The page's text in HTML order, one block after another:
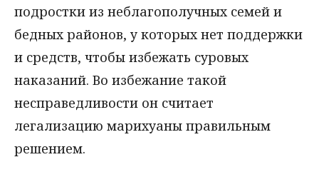
подростки из неблагополучных семей и
бедных районов, у которых нет поддержки
и средств, чтобы избежать суровых
наказаний. Во избежание такой
несправедливости он считает
легализацию марихуаны правильным
решением.